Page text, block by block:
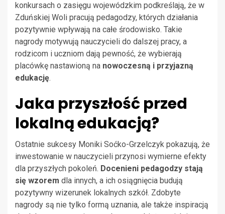
konkursach o zasięgu wojewódzkim podkreślają, że w
Zduńskiej Woli pracują pedagodzy, których działania
pozytywnie wpływają na całe środowisko. Takie
nagrody motywują nauczycieli do dalszej pracy, a
rodzicom i uczniom dają pewność, że wybierają
placówkę nastawioną na nowoczesną i przyjazną
edukację.
Jaka przyszłość przed
lokalną edukacją?
Ostatnie sukcesy Moniki Soćko-Grzelczyk pokazują, że
inwestowanie w nauczycieli przynosi wymierne efekty
dla przyszłych pokoleń. Docenieni pedagodzy stają
się wzorem dla innych, a ich osiągnięcia budują
pozytywny wizerunek lokalnych szkół. Zdobyte
nagrody są nie tylko formą uznania, ale także inspiracją